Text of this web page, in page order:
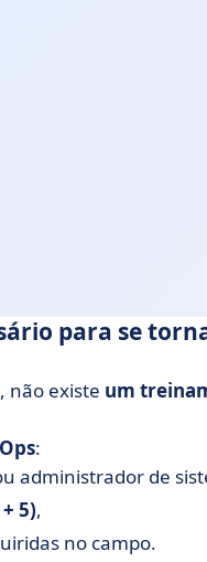
para se
, não existe um
:
administrador de
5),
no campo.